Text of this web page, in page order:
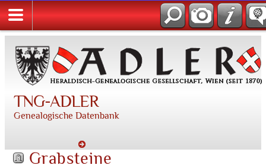
TNG-ADLER
Genealogische Datenbank
Grabsteine